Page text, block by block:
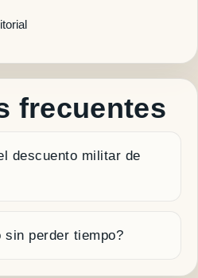
frecuentes
descuento militar de
perder tiempo?